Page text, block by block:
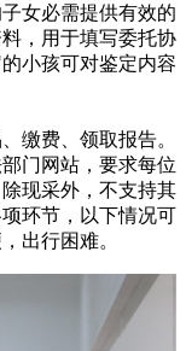
女必需提供有效的
，用于填写委托协
小孩可对鉴定内容
缴费、领取报告。
门网站，要求每位
现采外，不支持其
环节，以下情况可
出行困难。